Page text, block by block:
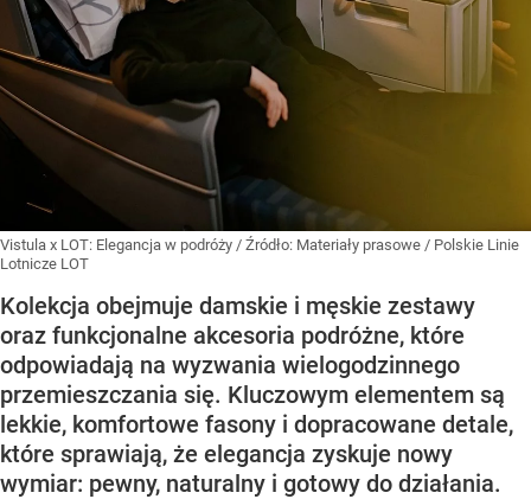
Vistula x LOT: Elegancja w podróży / Źródło: Materiały prasowe / Polskie Linie
Lotnicze LOT
Kolekcja obejmuje damskie i męskie zestawy
oraz funkcjonalne akcesoria podróżne, które
odpowiadają na wyzwania wielogodzinnego
przemieszczania się. Kluczowym elementem są
lekkie, komfortowe fasony i dopracowane detale,
które sprawiają, że elegancja zyskuje nowy
wymiar: pewny, naturalny i gotowy do działania.